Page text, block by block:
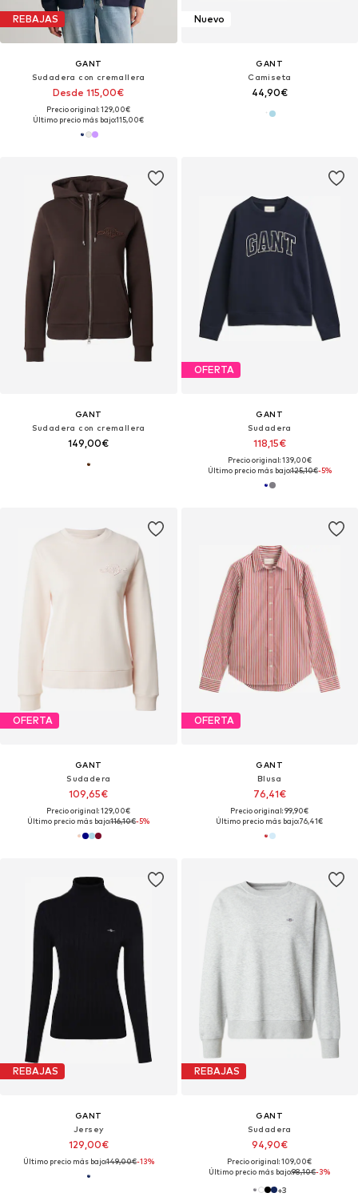
REBAJAS
GANT
Sudadera con cremallera
Desde 115,00€
Precio original: 129,00€
Último precio más bajo:115,00€
Nuevo
GANT
Camiseta
44,90€
GANT
Sudadera con cremallera
149,00€
OFERTA
GANT
Sudadera
118,15€
Precio original: 139,00€
Último precio más bajo:125,10€-5%
OFERTA
GANT
Sudadera
109,65€
Precio original: 129,00€
Último precio más bajo:116,10€-5%
OFERTA
GANT
Blusa
76,41€
Precio original: 99,90€
Último precio más bajo:76,41€
REBAJAS
GANT
Jersey
129,00€
Último precio más bajo:149,00€-13%
REBAJAS
GANT
Sudadera
94,90€
Precio original: 109,00€
Último precio más bajo:98,10€-3%
+3